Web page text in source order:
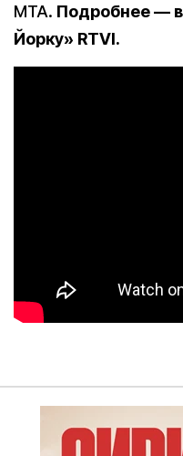
MTA. Подробнее —
Йорку» RTVI.